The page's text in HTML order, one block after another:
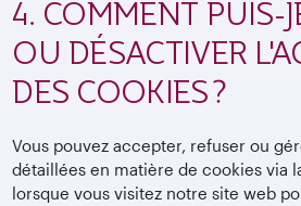
4. COMMENT PUIS-
OU DÉSACTIVER
DES COOKIES ?
Vous pouvez accepter, refuser ou
détaillées en matière de cookies via
lorsque vous visitez notre site web